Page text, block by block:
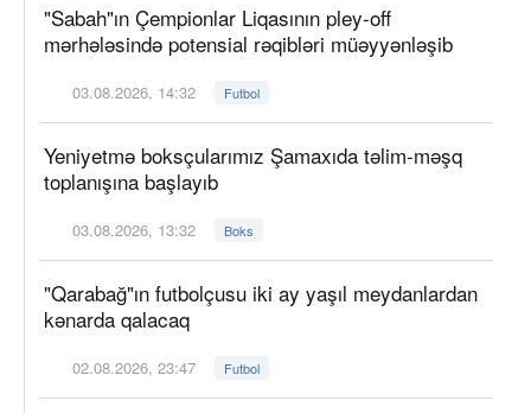
"Sabah"ın Çempionlar Liqasının pley-off
mərhələsində potensial rəqibləri müəyyənləşib
03.08.2026, 14:32 Futbol
Yeniyetmə boksçularımız Şamaxıda təlim-məşq
toplanışına başlayıb
03.08.2026, 13:32 Boks
"Qarabağ"ın futbolçusu iki ay yaşıl meydanlardan
kənarda qalacaq
02.08.2026, 23:47 Futbol